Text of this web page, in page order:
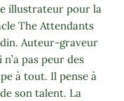
illustrateur pour la
The Attendants
Auteur-graveur
pas peur des
à tout. Il pense à
son talent. La